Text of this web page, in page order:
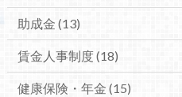
助成金 (13)
賃金人事制度(18)
健康保険・年金 (15)